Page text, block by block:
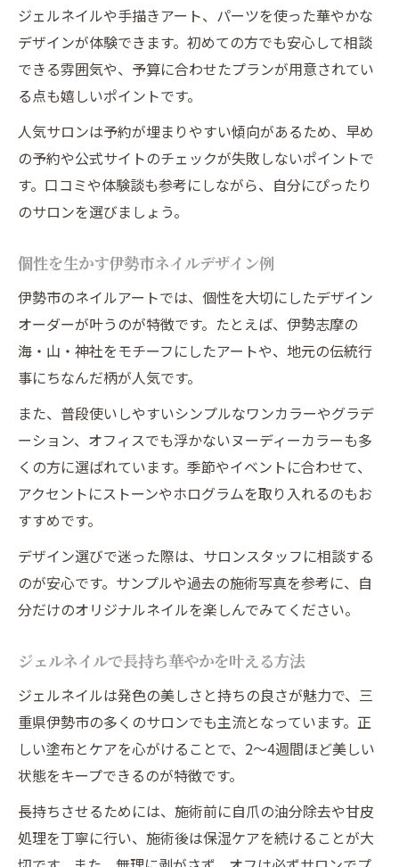
ジェルネイルや手描きアート、パーツを使った華やかな
デザインが体験できます。初めての方でも安心して相談
できる雰囲気や、予算に合わせたプランが用意されてい
る点も嬉しいポイントです。
人気サロンは予約が埋まりやすい傾向があるため、早め
の予約や公式サイトのチェックが失敗しないポイントで
す。口コミや体験談も参考にしながら、自分にぴったり
のサロンを選びましょう。
個性を生かす伊勢市ネイルデザイン例
伊勢市のネイルアートでは、個性を大切にしたデザイン
オーダーが叶うのが特徴です。たとえば、伊勢志摩の
海・山・神社をモチーフにしたアートや、地元の伝統行
事にちなんだ柄が人気です。
また、普段使いしやすいシンプルなワンカラーやグラデ
ーション、オフィスでも浮かないヌーディーカラーも多
くの方に選ばれています。季節やイベントに合わせて、
アクセントにストーンやホログラムを取り入れるのもお
すすめです。
デザイン選びで迷った際は、サロンスタッフに相談する
のが安心です。サンプルや過去の施術写真を参考に、自
分だけのオリジナルネイルを楽しんでみてください。
ジェルネイルで長持ち華やかを叶える方法
ジェルネイルは発色の美しさと持ちの良さが魅力で、三
重県伊勢市の多くのサロンでも主流となっています。正
しい塗布とケアを心がけることで、2～4週間ほど美しい
状態をキープできるのが特徴です。
長持ちさせるためには、施術前に自爪の油分除去や甘皮
処理を丁寧に行い、施術後は保湿ケアを続けることが大